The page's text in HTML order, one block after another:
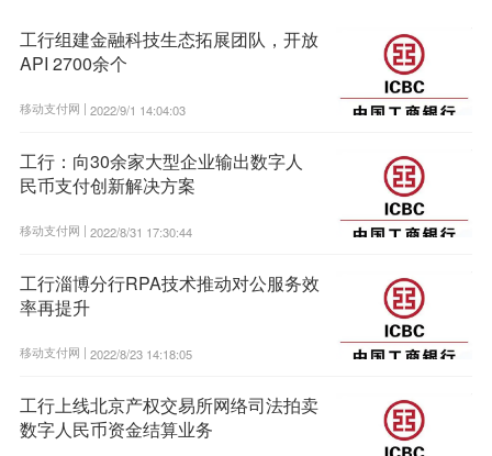
工行组建金融科技生态拓展团队，开放
API 2700余个
移动支付网 | 2022/9/1 14:04:03
工行：向30余家大型企业输出数字人
民币支付创新解决方案
移动支付网 | 2022/8/31 17:30:44
工行淄博分行RPA技术推动对公服务效
率再提升
移动支付网 | 2022/8/23 14:18:05
工行上线北京产权交易所网络司法拍卖
数字人民币资金结算业务